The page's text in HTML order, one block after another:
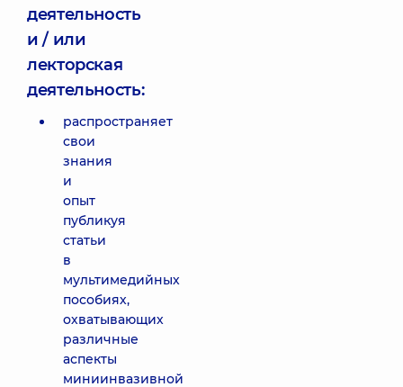
деятельность
и / или
лекторская
деятельность:
распространяет
свои
знания
и
опыт
публикуя
статьи
в
мультимедийных
пособиях,
охватывающих
различные
аспекты
миниинвазивной